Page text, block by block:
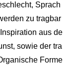
Sprach
zu tragbar
aus de
sowie der tra
Forme